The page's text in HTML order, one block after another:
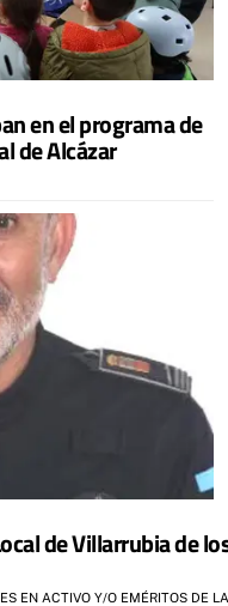
en el programa de
de Alcázar
de Villarrubia de
EN ACTIVO Y/O EMÉRITOS DE